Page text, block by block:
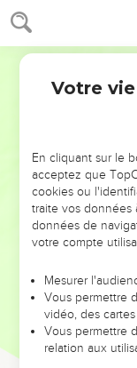
Genèse 20
10 Abimélec dit à
Et Abraham dit :
cause de ma femme.
Et aussi, à la
devenue ma femme.
Et il est arrivé,
de mon père, que
feras : Dans tous
Et Abimélec prit
serviteurs et des
rendit Sara, sa
Voici, mon pays
Votre
En cliquant sur le
acceptez que
cookies ou
traite vos données
données de
votre compte
Mesurer
Vous permettre
vidéo, des
Vous permettre
relation aux